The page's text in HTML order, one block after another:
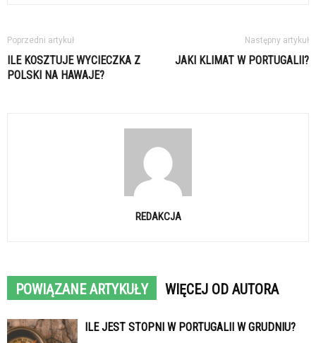
Poprzedni artykuł
ILE KOSZTUJE WYCIECZKA Z
POLSKI NA HAWAJE?
Następny artykuł
JAKI KLIMAT W PORTUGALII?
REDAKCJA
POWIĄZANE ARTYKUŁY WIĘCEJ OD AUTORA
ILE JEST STOPNI W PORTUGALII W GRUDNIU?